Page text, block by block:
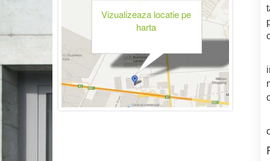
Vizualizeaza locatie pe
harta